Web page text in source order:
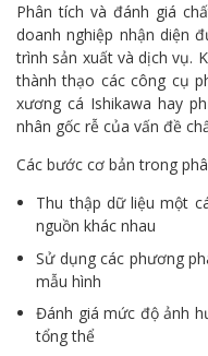
Phân tích và đánh giá
doanh nghiệp nhận diện
trình sản xuất và dịch vụ.
thành thạo các công cụ
xương cá Ishikawa hay
nhân gốc rễ của vấn đề
Các bước cơ bản trong
Thu thập dữ liệu một
nguồn khác nhau
Sử dụng các phương
mẫu hình
Đánh giá mức độ ảnh
tổng thể